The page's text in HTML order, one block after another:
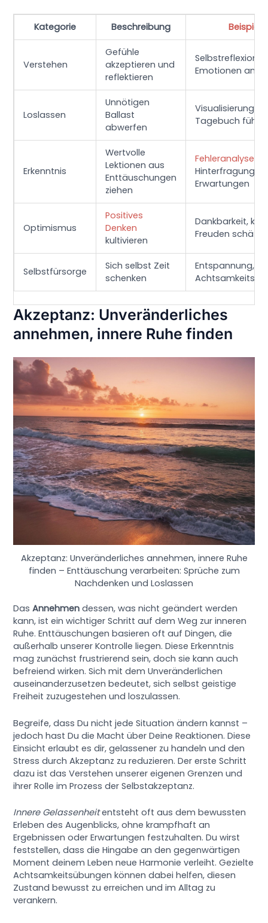
Kategorie Beschreibung Beispiele
Verstehen
Gefühle
akzeptieren und
reflektieren
Selbstreflexion,
Emotionen
Loslassen
Unnötigen
Ballast
abwerfen
Tagebuch
Erkenntnis
Wertvolle
Lektionen aus
Enttäuschungen
ziehen
Fehleranalyse
Hinterfragung
Erwartungen
Optimismus
Positives
Denken
kultivieren
Dankbarkeit,
Freuden
Selbstfürsorge
Sich selbst Zeit
schenken
Entspannung,
Akzeptanz: Unveränderliches
annehmen, innere Ruhe finden
Akzeptanz: Unveränderliches annehmen, innere Ruhe
finden – Enttäuschung verarbeiten: Sprüche zum
Nachdenken und Loslassen
DasAnnehmen dessen, was nicht geändert werden
kann, ist ein wichtiger Schritt auf dem Weg zur inneren
Ruhe. Enttäuschungen basieren oft auf Dingen, die
außerhalb unserer Kontrolle liegen. Diese Erkenntnis
mag zunächst frustrierend sein, doch sie kann auch
befreiend wirken. Sich mit dem Unveränderlichen
auseinanderzusetzen bedeutet, sich selbst geistige
Freiheit zuzugestehen und loszulassen.
Begreife, dass Du nicht jede Situation ändern kannst –
jedoch hast Du die Macht über Deine Reaktionen. Diese
Einsicht erlaubt es dir, gelassener zu handeln und den
Stress durch Akzeptanz zu reduzieren. Der erste Schritt
dazu ist das Verstehen unserer eigenen Grenzen und
ihrer Rolle im Prozess der Selbstakzeptanz.
Innere Gelassenheitentsteht oft aus dem bewussten
Erleben des Augenblicks, ohne krampfhaft an
Ergebnissen oder Erwartungen festzuhalten. Du wirst
feststellen, dass die Hingabe an den gegenwärtigen
Moment deinem Leben neue Harmonie verleiht. Gezielte
Achtsamkeitsübungen können dabei helfen, diesen
Zustand bewusst zu erreichen und im Alltag zu
verankern.